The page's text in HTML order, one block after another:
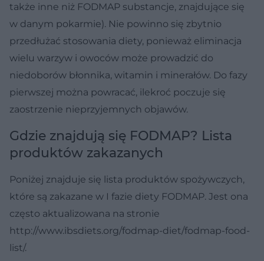
także inne niż FODMAP substancje, znajdujące się
w danym pokarmie). Nie powinno się zbytnio
przedłużać stosowania diety, ponieważ eliminacja
wielu warzyw i owoców może prowadzić do
niedoborów błonnika, witamin i minerałów. Do fazy
pierwszej można powracać, ilekroć poczuje się
zaostrzenie nieprzyjemnych objawów.
Gdzie znajdują się FODMAP? Lista
produktów zakazanych
Poniżej znajduje się lista produktów spożywczych,
które są zakazane w I fazie diety FODMAP. Jest ona
często aktualizowana na stronie
http://www.ibsdiets.org/fodmap-diet/fodmap-food-
list/.